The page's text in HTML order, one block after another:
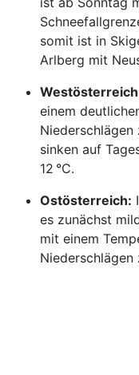
somit ist in
Arlberg mit
einem
Niederschlägen
sinken auf
12 °C.
Ostösterreich:
es zunächst
mit einem
Niederschlägen